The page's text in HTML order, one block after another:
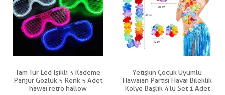
Tam Tur Led Işıklı 3 Kademe
Panjur Gözlük 5 Renk 5 Adet
hawai retro hallow
Yetişkin Çocuk Uyumlu
Hawaian Partisi Havai Bileklik
Kolye Başlık 4 lü Set 1 Adet